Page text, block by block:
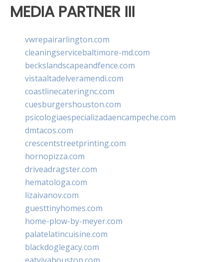
MEDIA PARTNER III
vwrepairarlington.com
cleaningservicebaltimore-md.com
beckslandscapeandfence.com
vistaaltadelveramendi.com
coastlinecateringnc.com
cuesburgershouston.com
psicologiaespecializadaencampeche.com
dmtacos.com
crescentstreetprinting.com
hornopizza.com
driveadragster.com
hematologa.com
lizaivanov.com
guesttinyhomes.com
home-plow-by-meyer.com
palatelatincuisine.com
blackdoglegacy.com